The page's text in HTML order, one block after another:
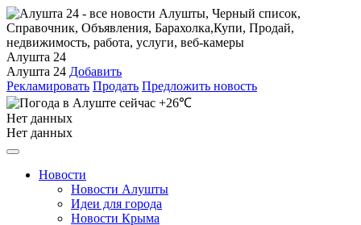
Алушта 24
Алушта 24 Добавить
Рекламировать Продать Предложить новость
+26℃
Нет данных
Нет данных
Новости
Новости Алушты
Идеи для города
Новости Крыма